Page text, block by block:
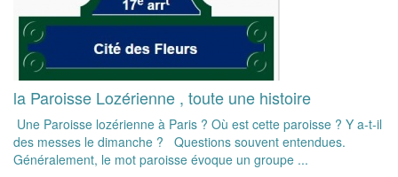
la Paroisse Lozérienne , toute une histoire
Une Paroisse lozérienne à Paris ? Où est cette paroisse ? Y a-t-il
des messes le dimanche ? Questions souvent entendues.
Généralement, le mot paroisse évoque un groupe ...